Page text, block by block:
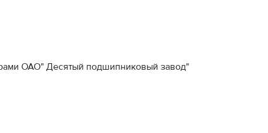
ОАО" Десятый подшипниковый завод"